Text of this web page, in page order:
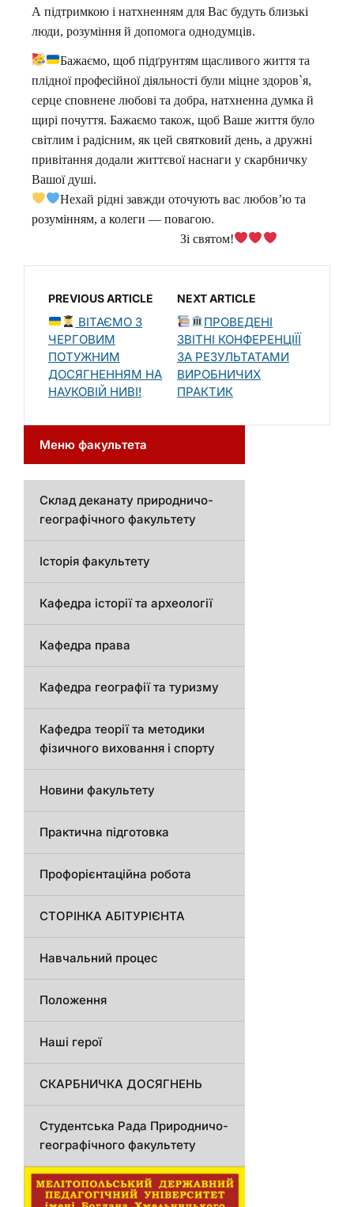
А підтримкою і натхненням для Вас будуть близькі
люди, розуміння й допомога однодумців.
Бажаємо, щоб підґрунтям щасливого життя та
плідної професійної діяльності були міцне здоров`я,
серце сповнене любові та добра, натхненна думка й
щирі почуття. Бажаємо також, щоб Ваше життя було
світлим і радісним, як цей святковий день, а дружні
привітання додали життєвої наснаги у скарбничку
Вашої душі.
Нехай рідні завжди оточують вас любов’ю та
розумінням, а колеги — повагою.
Зі святом!
PREVIOUS ARTICLE
ВІТАЄМО З
ЧЕРГОВИМ
ПОТУЖНИМ
ДОСЯГНЕННЯМ НА
НАУКОВІЙ НИВІ!
NEXT ARTICLE
ПРОВЕДЕНІ
ЗВІТНІ КОНФЕРЕНЦІЇЇ
ЗА РЕЗУЛЬТАТАМИ
ВИРОБНИЧИХ
ПРАКТИК
Меню факультета
Склад деканату природничо-
географічного факультету
Історія факультету
Кафедра історії та археології
Кафедра права
Кафедра географії та туризму
Кафедра теорії та методики
фізичного виховання і спорту
Новини факультету
Практична підготовка
Профорієнтаційна робота
СТОРІНКА АБІТУРІЄНТА
Навчальний процес
Положення
Наші герої
СКАРБНИЧКА ДОСЯГНЕНЬ
Студентська Рада Природничо-
географічного факультету